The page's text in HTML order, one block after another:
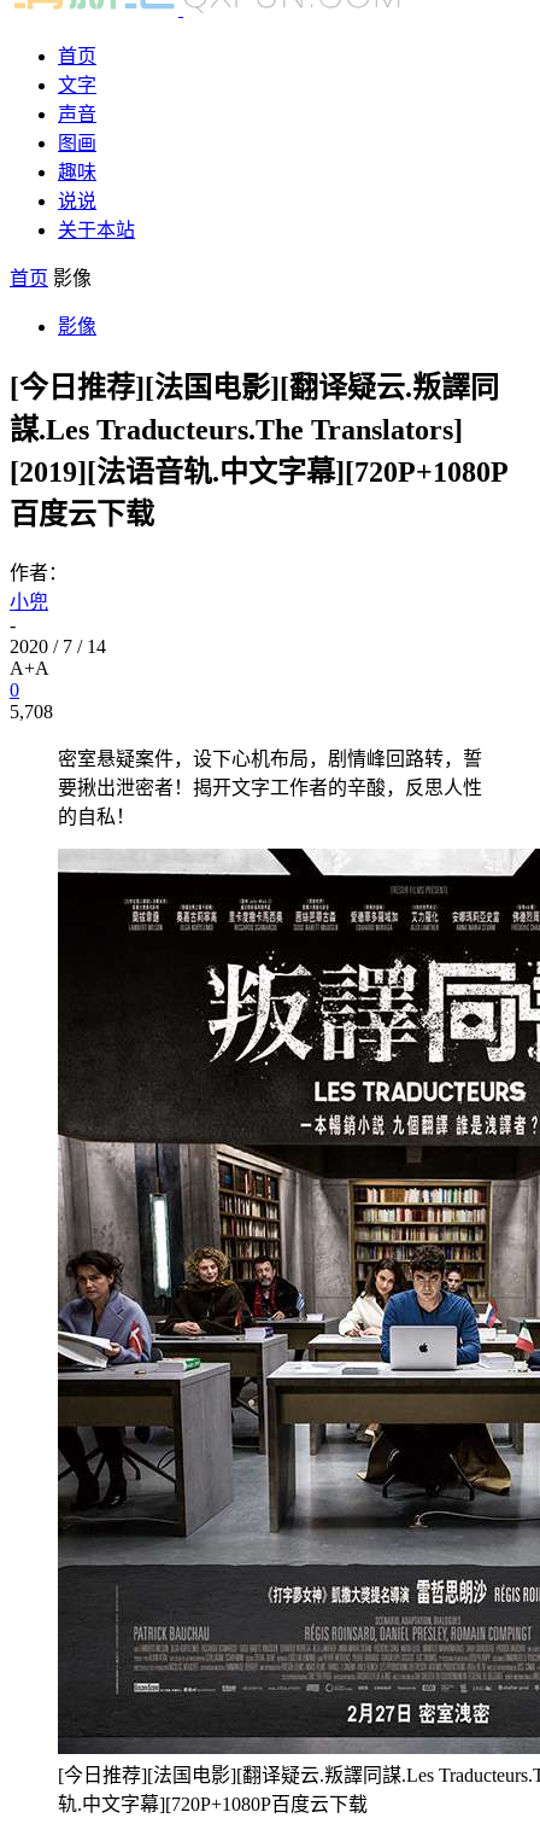
首页
文字
声音
图画
趣味
说说
关于本站
首页 影像
影像
[今日推荐][法国电影][翻译疑云.叛譯同
謀.Les Traducteurs.The Translators]
[2019][法语音轨.中文字幕][720P+1080P
百度云下载
作者：
小兜
-
2020 / 7 / 14
A+A
0
5,708
密室悬疑案件，设下心机布局，剧情峰回路转，誓
要揪出泄密者！揭开文字工作者的辛酸，反思人性
的自私！
[今日推荐][法国电影][翻译疑云.叛譯同謀.Les
轨.中文字幕][720P+1080P百度云下载